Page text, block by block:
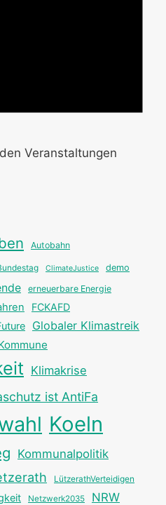
Veranstaltungen
Autobahn
ClimateJustice demo
erneuerbare Energie
FCKAFD
Globaler Klimastreik
Klimakrise
ist AntiFa
Koeln
Kommunalpolitik
LützerathVerteidigen
Netzwerk2035 NRW